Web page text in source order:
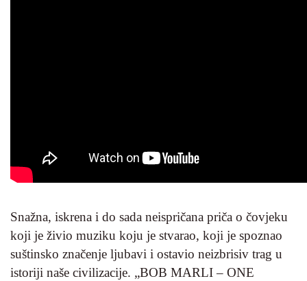
Snažna, iskrena i do sada neispričana priča o čovjeku
koji je živio muziku koju je stvarao, koji je spoznao
suštinsko značenje ljubavi i ostavio neizbrisiv trag u
istoriji naše civilizacije. „BOB MARLI – ONE